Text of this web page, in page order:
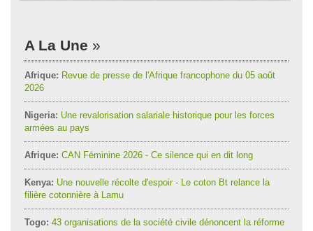
A La Une
Afrique: Revue de presse de l'Afrique francophone du 05 août
2026
Nigeria: Une revalorisation salariale historique pour les forces
armées au pays
Afrique: CAN Féminine 2026 - Ce silence qui en dit long
Kenya: Une nouvelle récolte d'espoir - Le coton Bt relance la
filière cotonnière à Lamu
Togo: 43 organisations de la société civile dénoncent la réforme